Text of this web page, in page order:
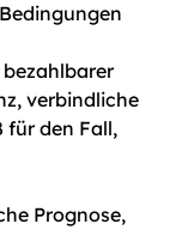
verbindliche
für den Fall,
Prognose,